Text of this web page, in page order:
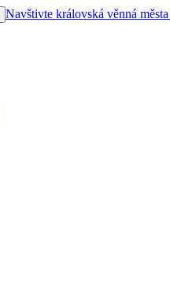
Navštivte královská věnná